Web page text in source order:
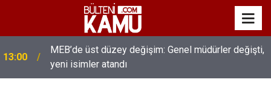
13:00
MEB’de üst düzey değişim: Genel müdürler değişti,
yeni isimler atandı